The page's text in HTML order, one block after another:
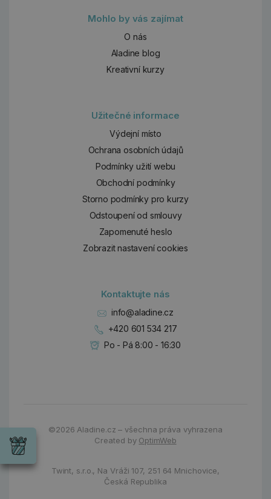
Mohlo by vás zajímat
O nás
Aladine blog
Kreativní kurzy
Užitečné informace
Výdejní místo
Ochrana osobních údajů
Podmínky užití webu
Obchodní podmínky
Storno podmínky pro kurzy
Odstoupení od smlouvy
Zapomenuté heslo
Zobrazit nastavení cookies
Kontaktujte nás
info@aladine.cz
+420 601 534 217
Po - Pá 8:00 - 16:30
©2026 Aladine.cz – všechna práva vyhrazena
Created by OptimWeb
Twint, s.r.o., Na Vráži 107, 251 64 Mnichovice,
Česká Republika
Wrendale
příležitost
Chci si vybrat